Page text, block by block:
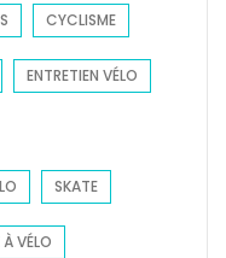
CYCLISME
ENTRETIEN VÉLO
SKATE
VÉLO